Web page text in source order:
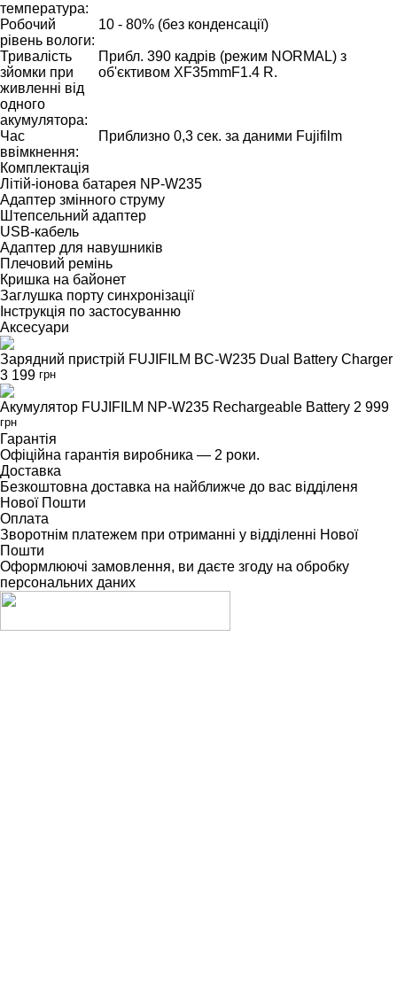
температура:
Робочий
рівень вологи:
10 - 80% (без конденсації)
Тривалість
зйомки при
живленні від
одного
акумулятора:
Прибл. 390 кадрів (режим NORMAL) з
об'єктивом XF35mmF1.4 R.
Час
ввімкнення:
Приблизно 0,3 сек. за даними Fujifilm
Комплектація
Літій-іонова батарея NP-W235
Адаптер змінного струму
Штепсельний адаптер
USB-кабель
Адаптер для навушників
Плечовий ремінь
Кришка на байонет
Заглушка порту синхронізації
Інструкція по застосуванню
Аксесуари
Зарядний пристрій FUJIFILM BC-W235 Dual Battery Charger
3 199 грн
Акумулятор FUJIFILM NP-W235 Rechargeable Battery 2 999
грн
Гарантія
Офіційна гарантія виробника — 2 роки.
Доставка
Безкоштовна доставка на найближче до вас відділеня
Нової Пошти
Оплата
Зворотнім платежем при отриманні у відділенні Нової
Пошти
Оформлюючі замовлення, ви даєте згоду на обробку
персональних даних